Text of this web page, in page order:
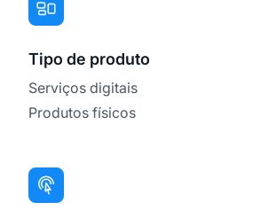
Tipo de produto
Serviços digitais
Produtos físicos